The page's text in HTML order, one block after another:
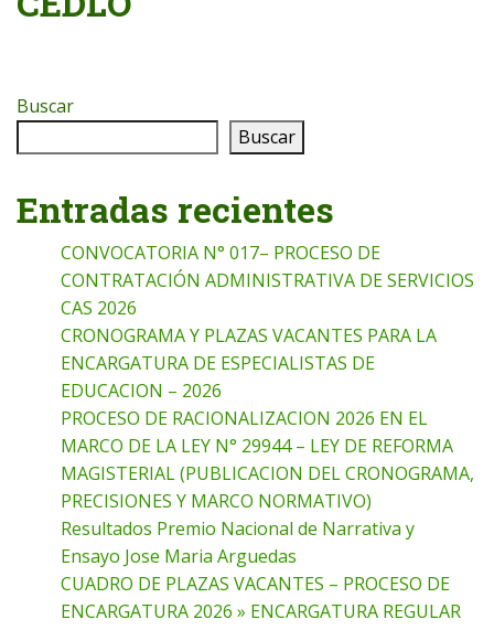
Buscar
Buscar
Entradas recientes
CONVOCATORIA N° 017– PROCESO DE
CONTRATACIÓN ADMINISTRATIVA DE SERVICIOS
CAS 2026
CRONOGRAMA Y PLAZAS VACANTES PARA LA
ENCARGATURA DE ESPECIALISTAS DE
EDUCACION – 2026
PROCESO DE RACIONALIZACION 2026 EN EL
MARCO DE LA LEY N° 29944 – LEY DE REFORMA
MAGISTERIAL (PUBLICACION DEL CRONOGRAMA,
PRECISIONES Y MARCO NORMATIVO)
Resultados Premio Nacional de Narrativa y
Ensayo Jose Maria Arguedas
CUADRO DE PLAZAS VACANTES – PROCESO DE
ENCARGATURA 2026 » ENCARGATURA REGULAR